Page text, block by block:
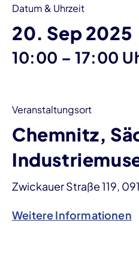
Datum & Uhrzeit
20. Sep 2025
10:00 – bis
17:00
Veranstaltungsort
Chemnitz,
Zwickauer Straße 119,
Weitere Informationen